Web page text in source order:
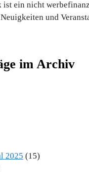
ein nicht
und
im Archiv
2025 (15)